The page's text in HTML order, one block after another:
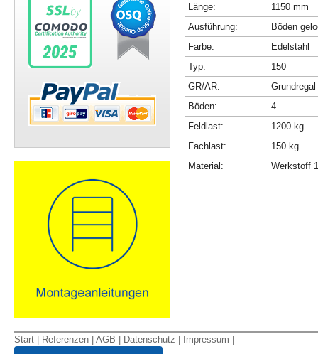
Länge:
1150 mm
Ausführung:
Böden
Farbe:
Edelstahl
Typ:
150
GR/AR:
Grundregal
Böden:
4
Feldlast:
1200 kg
Fachlast:
150 kg
Material:
Werkstoff
Start Referenzen AGB Datenschutz Impressum